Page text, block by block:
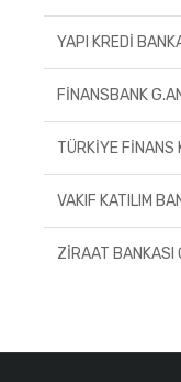
YAPI KREDİ
FİNANSBANK
TÜRKİYE FİNANS
VAKIF KATILIM
ZİRAAT BANKASI